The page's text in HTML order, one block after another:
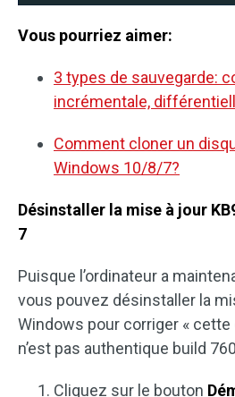
Vous pourriez aimer:
3 types de sauvegarde:
incrémentale,
Comment cloner un
Windows 10/8/7?
Désinstaller la mise à jour
7
Puisque l’ordinateur a
vous pouvez désinstaller la
Windows pour corriger «
n’est pas authentique build
Cliquez sur le bouton